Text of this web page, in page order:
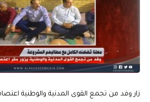
زار وفد من تجمع القوى المدنية والوطنية